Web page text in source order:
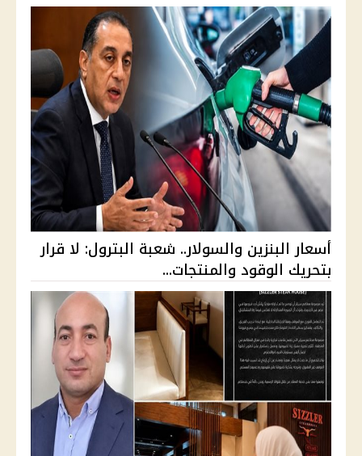
أسعار البنزين والسولار.. شعبة البترول: لا قرار
بتحريك الوقود والمنتجات...